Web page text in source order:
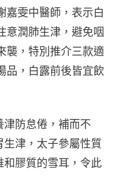
嘉雯中醫師，表示白
意潤肺生津，避免咽
襲，特別推介三款適
品，白露前後皆宜飲
防怠倦，補而不
津，太子參屬性質
和膠質的雪耳，令此